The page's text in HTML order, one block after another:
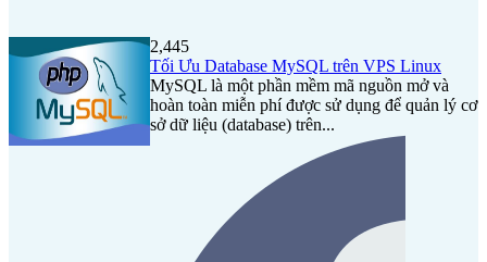
2,445
Tối Ưu Database MySQL trên VPS Linux
MySQL là một phần mềm mã nguồn mở và
hoàn toàn miễn phí được sử dụng để quản lý cơ
sở dữ liệu (database) trên...